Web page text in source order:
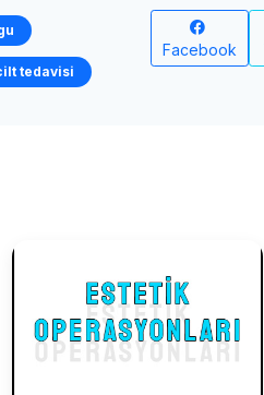
tedavisi
Facebook